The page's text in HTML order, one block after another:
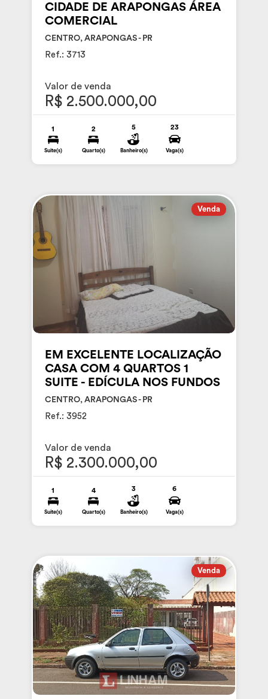
CIDADE DE ARAPONGAS ÁREA
COMERCIAL
CENTRO, ARAPONGAS - PR
Ref.: 3713
Valor de venda
R$ 2.500.000,00
1
Suite(s)
2
Quarto(s)
5
Banheiro(s)
23
Vaga(s)
Venda
EM EXCELENTE LOCALIZAÇÃO
CASA COM 4 QUARTOS 1
SUITE - EDÍCULA NOS FUNDOS
CENTRO, ARAPONGAS - PR
Ref.: 3952
Valor de venda
R$ 2.300.000,00
1
Suite(s)
4
Quarto(s)
3
Banheiro(s)
6
Vaga(s)
Venda